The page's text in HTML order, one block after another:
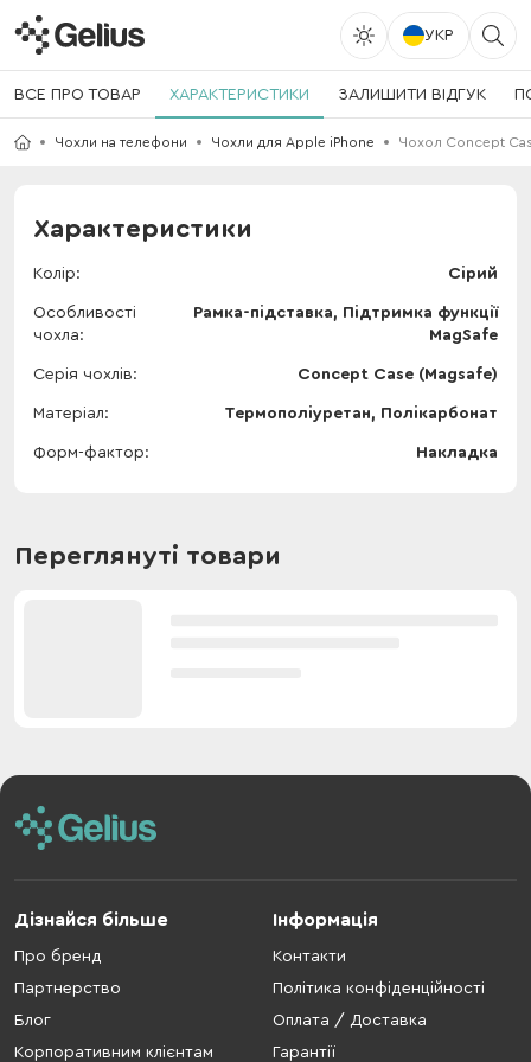
УКР
ВСЕ ПРО ТОВАР ХАРАКТЕРИСТИКИ ЗАЛИШИТИ ВІДГУК
Чохли на телефони Чохли для Apple iPhone Чохол Concept
Характеристики
Колір Сірий
Особливості
чохла
Рамка-підставка, Підтримка функції
MagSafe
Серія чохлів Concept Case (Magsafe)
Матеріал Термополіуретан, Полікарбонат
Форм-фактор Накладка
Переглянуті товари
Дізнайся більше
Про бренд
Партнерство
Блог
Корпоративним клієнтам
Інформація
Контакти
Політика конфіденційності
Оплата / Доставка
Гарантії